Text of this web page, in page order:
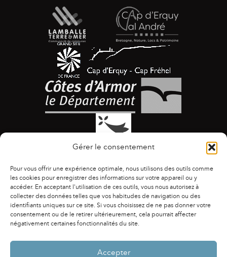
Gérer le consentement
Pour vous offrir une expérience optimale, nous utilisons des outils comme
les cookies pour enregistrer des informations sur votre appareil ou y
accéder. En acceptant l'utilisation de ces outils, vous nous autorisez à
collecter des données telles que vos habitudes de navigation ou des
identifiants uniques sur ce site. Si vous choisissez de ne pas donner votre
consentement ou de le retirer ultérieurement, cela pourrait affecter
négativement certaines fonctionnalités du site.
Accepter
ACCESSIBILITÉ | AGENDA | ASSOCIATIONS
|
CONTACTS
PUBLICATIONS | ESPACE PRESSE